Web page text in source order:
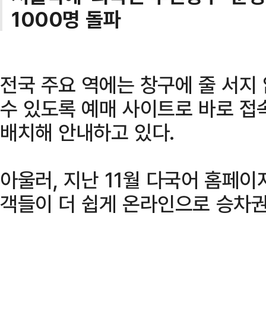
1000명 돌파
전국 주요 역에는 창구에 줄 서
수 있도록 예매 사이트로 바로
배치해 안내하고 있다.
아울러, 지난 11월 다국어 홈페
객들이 더 쉽게 온라인으로 승차